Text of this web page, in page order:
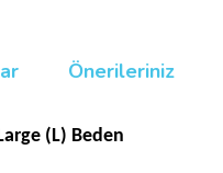
Önerileriniz
(L) Beden